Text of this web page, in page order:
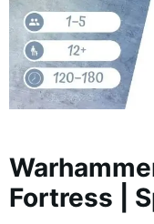
Fortress |